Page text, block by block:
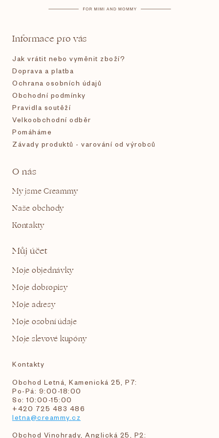
Informace pro vás
Jak vrátit nebo vyměnit zboží?
Doprava a platba
Ochrana osobních údajů
Obchodní podmínky
Pravidla soutěží
Velkoobchodní odběr
Pomáháme
Závady produktů - varování od výrobců
O nás
My jsme Creammy
Naše obchody
Kontakty
Můj účet
Moje objednávky
Moje dobropisy
Moje adresy
Moje osobní údaje
Moje slevové kupóny
Kontakty
Obchod Letná, Kamenická 25, P7:
Po-Pá: 9:00-18:00
So: 10:00-15:00
+420 725 483 486
letna@creammy.cz
Obchod Vinohrady, Anglická 25, P2: